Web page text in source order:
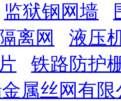
监狱钢网墙
离网
液压
铁路防护
属丝网有限